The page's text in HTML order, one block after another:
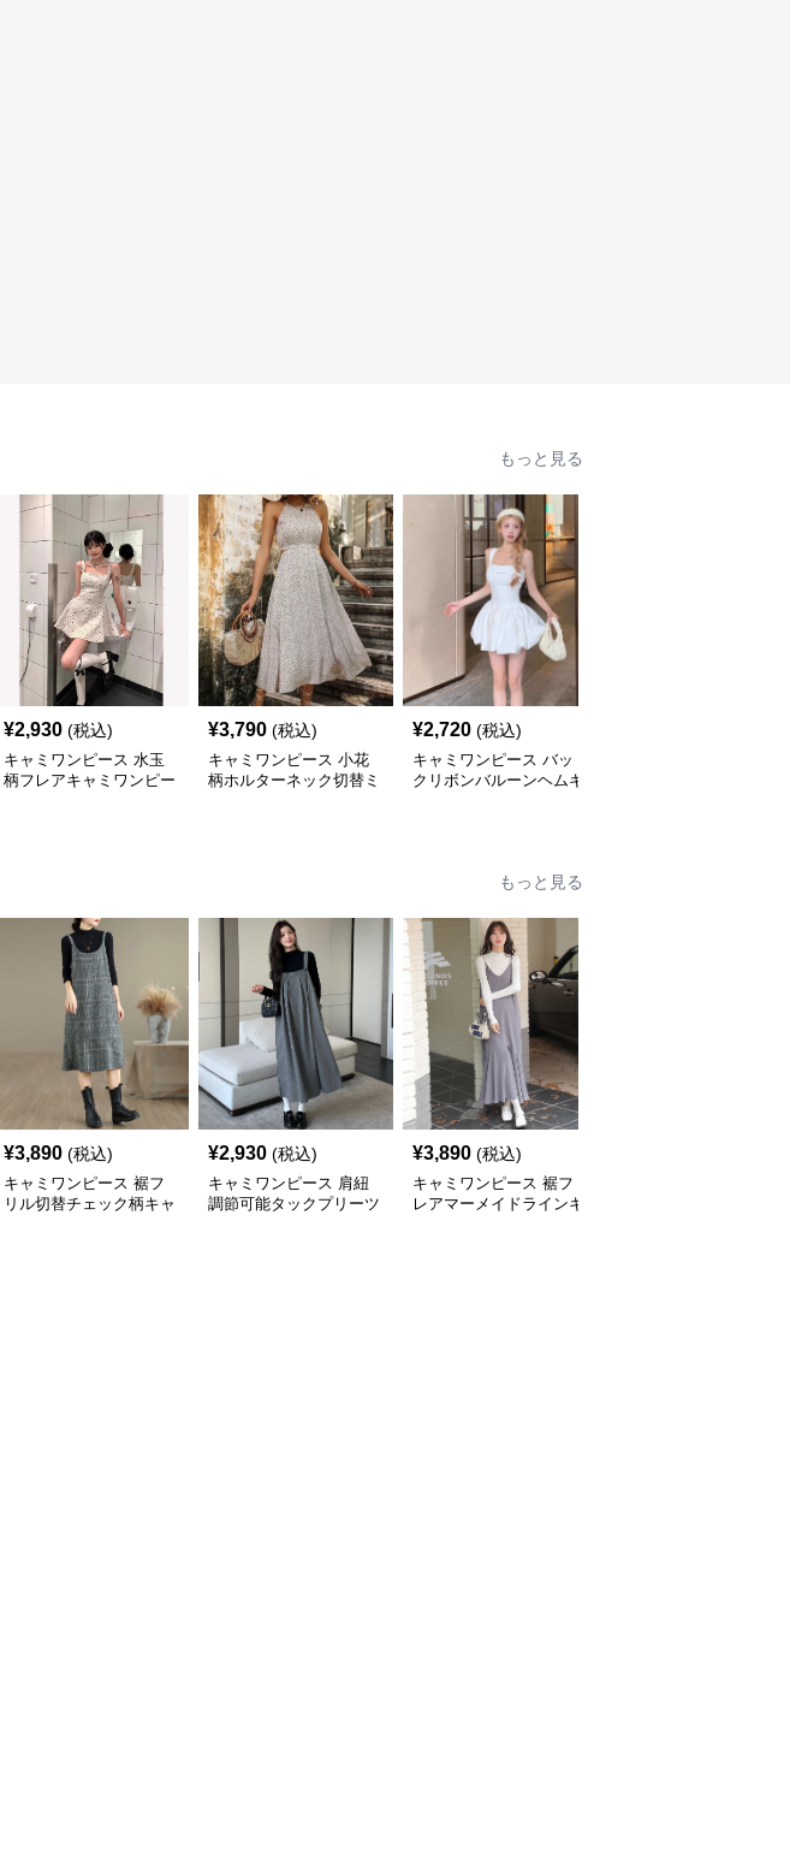
もっと見る
¥2,930 (税込)
キャミワンピース 水玉
柄フレアキャミワンピー
¥3,790 (税込)
キャミワンピース 小花
柄ホルターネック切替ミ
¥2,720 (税込)
キャミワンピース バッ
クリボンバルーンヘムキ
もっと見る
¥3,890 (税込)
キャミワンピース 裾フ
リル切替チェック柄キャ
¥2,930 (税込)
キャミワンピース 肩紐
調節可能タックプリーツ
¥3,890 (税込)
キャミワンピース 裾フ
レアマーメイドラインキ